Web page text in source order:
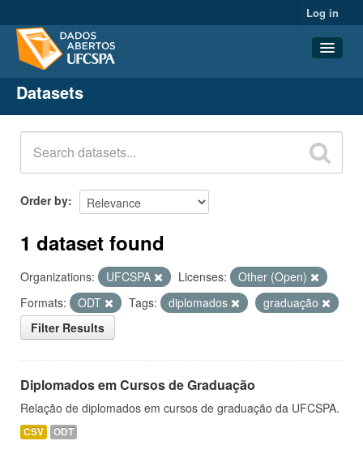
Log in
Datasets
Organizations
Groups
About
Datasets
Order by
1 dataset found
Organizations: UFCSPA Licenses:
Other (Open)
Formats:
ODT Tags: diplomados
graduação
Filter Results
Diplomados em Cursos de Graduação
Relação de diplomados em cursos de graduação da UFCSPA.
CSV ODT